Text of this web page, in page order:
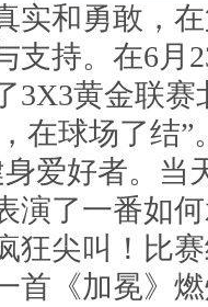
实和勇敢，
支持。在6月
3X3黄金联
在球场了结
身爱好者。
演了一番如
狂尖叫！比
首《加冕》